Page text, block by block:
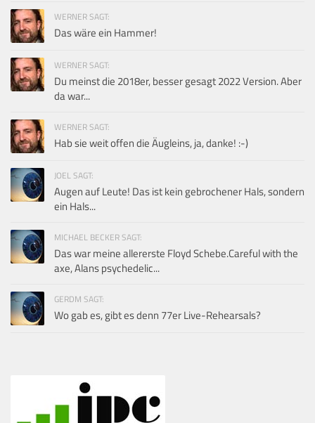
WERNER SAGT:
Das wäre ein Hammer!
WERNER SAGT:
Du meinst die 2018er, besser gesagt 2022 Version. Aber
da war...
WERNER SAGT:
Hab sie weit offen die Äugleins, ja, danke! :-)
JOEL SAGT:
Augen auf Leute! Das ist kein gebrochener Hals, sondern
ein Hals...
MICHAEL BECKER SAGT:
Das war meine allererste Floyd Schebe.Careful with the
axe, Alans psychedelic...
GERDM SAGT:
Wo gab es, gibt es denn 77er Live-Rehearsals?